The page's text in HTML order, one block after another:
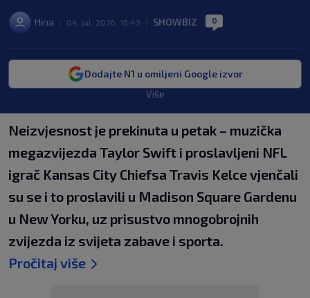
Hina 04. jul. 2026. 16:43 SHOWBIZ 0
Dodajte N1 u omiljeni Google izvor
Više
Neizvjesnost je prekinuta u petak – muzička
megazvijezda Taylor Swift i proslavljeni NFL
igrač Kansas City Chiefsa Travis Kelce vjenčali
su se i to proslavili u Madison Square Gardenu
u New Yorku, uz prisustvo mnogobrojnih
zvijezda iz svijeta zabave i sporta.
Pročitaj više